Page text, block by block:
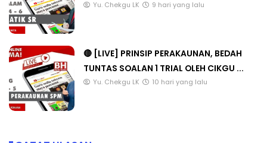
Yu. Chekgu LK 9 hari yang lalu
🔴 [LIVE] PRINSIP PERAKAUNAN, BEDAH
TUNTAS SOALAN 1 TRIAL OLEH CIKGU ...
Yu. Chekgu LK 10 hari yang lalu